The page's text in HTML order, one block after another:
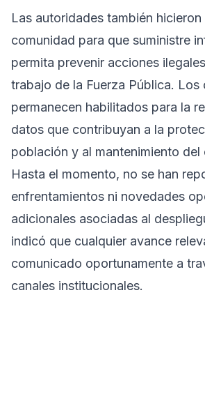
Las autoridades también hicieron
comunidad para que suministre
permita prevenir acciones
trabajo de la Fuerza Pública. Los
permanecen habilitados para la
datos que contribuyan a la
población y al mantenimiento del
Hasta el momento, no se han
enfrentamientos ni novedades
adicionales asociadas al
indicó que cualquier avance
comunicado oportunamente a
canales institucionales.